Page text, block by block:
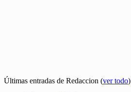
Últimas entradas de Redaccion (ver todo)